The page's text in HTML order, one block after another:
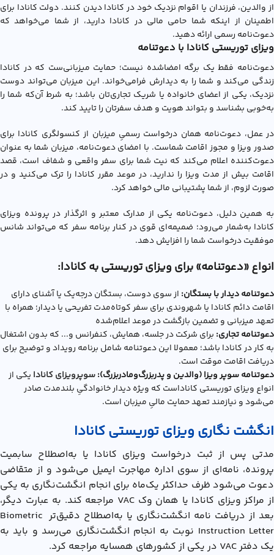
از والدین، فرزندان یا اقوام نزدیک خود در کانادا دیدن کنند. دولت کانادا برای
اطمینان از اینکه شما حامی مالی در کانادا دارید، از شما می‌خواهد که
دعوت‌نامه رسمی ارائه دهید.
ویزای توریستی کانادا با دعوتنامه
دعوت‌نامه فقط یک برگه امضاشده نیست؛ حمایت میزبانی‌ست که در کانادا
زندگی می‌کند و شما را به دیدارش فرامی‌خواند. این میزبان می‌تواند دوست
نزدیک، یکی از اعضای خانواده یا شریک تجاری‌تان باشد؛ به شرط آن‌که شما را
به‌خوبی بشناسد و بتواند هویت و هدف سفرتان را تایید کند.
در عمل، دعوت‌نامه همان درخواست رسمیِ میزبان از کنسولگری کانادا برای
صدور ویزا و مجوز اقامت شماست. با امضای دعوت‌نامه، میزبان شما به عنوان
دعوت‌کننده اعلام می‌کند که نیت شما برای سفر واقعی و شفاف است، قصد
اقامت بیش از مدت ویزا را ندارید، در موعد مقرر کانادا را ترک می‌کنید و در
صورت لزوم، از شما پشتیبانی مالی خواهد کرد.
به همین دلیل، دعوت‌نامه یکی از مدارک معتبر و اثرگذار در پرونده ویزای
کانادا به‌شمار می‌رود؛ ضمیمه‌ای قوی در کنار برنامه سفر که می‌تواند شانس
موفقیت درخواست شما را افزایش دهد.
انواع «دعوتنامه»‌ برای ویزای توریستی به کانادا:
دعوتنامه دیدار با بستگان: از سوی دوست، بستگان درجه‌یک یا آشنای دارای
اقامت دائم کانادا یا شهروندی برای سفر کوتاه‌مدت تفریحی یا دیدار؛ همراه با
تعهد میزبانی و تضمین بازگشت در موعد اعلام‌شده
دعوتنامه تجاری: برای شرکت در جلسه، همایش، کنفرانس و... که بدون اشتغال
به کار در کانادا باشد؛ معمولا این دعوتنامه شامل برنامه رویداد و توضیح برای
دریافت اقامت موقت است.
دعوتنامه سوپر ویزا (والدین و پدربزرگ‌ومادربزرگ):سوپرویزای کانادا یکی از
انواع ويزاي توريستي کاناداست که ویژه دیدار خانوادگیِ بلندمدت صادر
می‌شود و نیازمند تعهد حمایت مالیِ میزبان است.
انگشت نگاری ویزای توریستی کانادا
مدتی پس از ثبت درخواست ویزای کانادا یا به‌اصطلاح سابمیت
پرونده، نامه‌ای از سوی اداره مهاجرت ایمیل می‌شود و از متقاضی
دعوت می‌شود ظرف حداکثر یک‌ماه برای انجام انگشت‌نگاری به یکی
از مراکز ویزای کانادا یا همان وک VAC مراجعه کند. به عبارت دیگر،
بعد از دریافت نامه انگشت‌نگاری یا به‌اصطلاح دقیق‌تر Biometric
Instruction Letter نوبت به انجام انگشت‌نگاری می‌رسد و باید به
یک دفتر VAC در یکی از کشورهای همسایه مراجعه کرد.